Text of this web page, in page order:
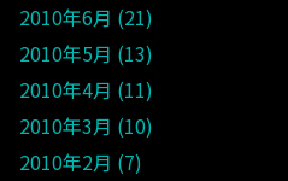
2010年6月 21
2010年5月 13
2010年4月 11
2010年3月 10
2010年2月 7